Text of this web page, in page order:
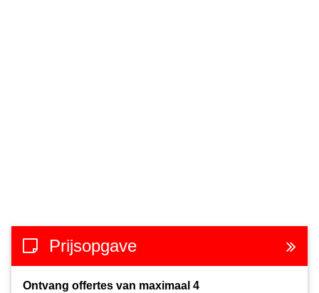
Prijsopgave
Ontvang offertes van maximaal 4